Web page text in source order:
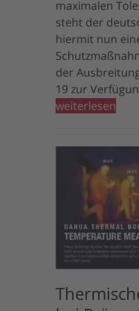
maximalen
steht der
hiermit nun
der
19 zur
weiterlesen